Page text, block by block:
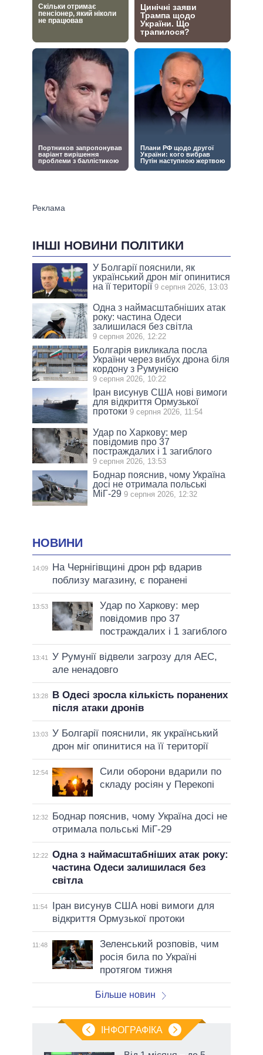
ІНШІ НОВИНИ ПОЛІТИКИ
У Болгарії пояснили, як
український дрон міг опинитися
на її території 9 серпня 2026, 13:03
Одна з наймасштабніших атак
року: частина Одеси
залишилася без світла
9 серпня 2026, 12:22
Болгарія викликала посла
України через вибух дрона біля
кордону з Румунією
9 серпня 2026, 10:22
Іран висунув США нові вимоги
для відкриття Ормузької
протоки 9 серпня 2026, 11:54
Удар по Харкову: мер
повідомив про 37
постраждалих і 1 загиблого
9 серпня 2026, 13:53
Боднар пояснив, чому Україна
досі не отримала польські
МіГ-29 9 серпня 2026, 12:32
НОВИНИ
14:09
На Чернігівщині дрон рф вдарив
поблизу магазину, є поранені
13:53
Удар по Харкову: мер
повідомив про 37
постраждалих і 1 загиблого
13:41
У Румунії відвели загрозу для АЕС,
але ненадовго
13:28
В Одесі зросла кількість поранених
після атаки дронів
13:03 У Болгарії пояснили, як український
дрон міг опинитися на її території
12:54
Сили оборони вдарили по
складу росіян у Перекопі
12:32
Боднар пояснив, чому Україна досі не
отримала польські МіГ-29
12:22 Одна з наймасштабніших атак року:
частина Одеси залишилася без
світла
11:54
Іран висунув США нові вимоги для
відкриття Ормузької протоки
11:48
Зеленський розповів, чим
росія била по Україні
протягом тижня
Більше новин
ІНФОГРАФІКА